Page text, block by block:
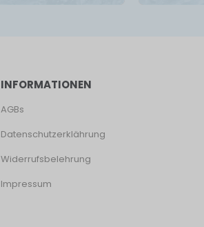
INFORMATIONEN
AGBs
Datenschutzerklährung
Widerrufsbelehrung
Impressum